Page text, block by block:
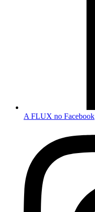
A FLUX no Facebook